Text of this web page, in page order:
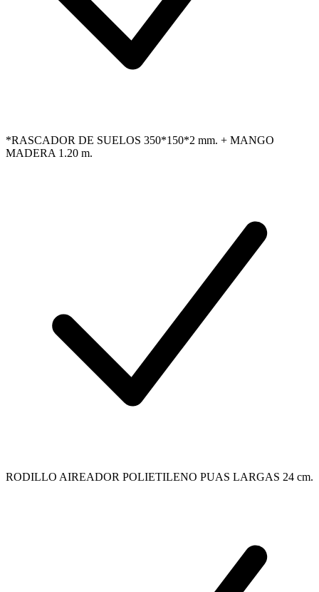
*RASCADOR DE SUELOS 350*150*2 mm. + MANGO
MADERA 1.20 m.
RODILLO AIREADOR POLIETILENO PUAS LARGAS 24 cm.